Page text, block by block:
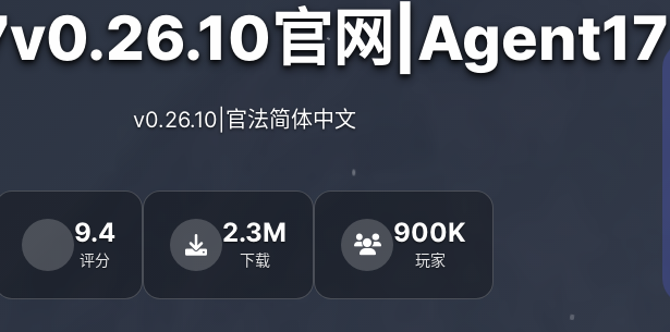
官网|Agent17
v0.26.10|官法简体中文
9.4
评分
2.3M
下载
900K
玩家